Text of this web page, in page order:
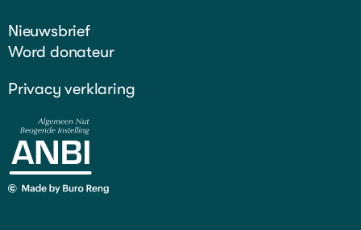
Nieuwsbrief
Word donateur
Privacy verklaring